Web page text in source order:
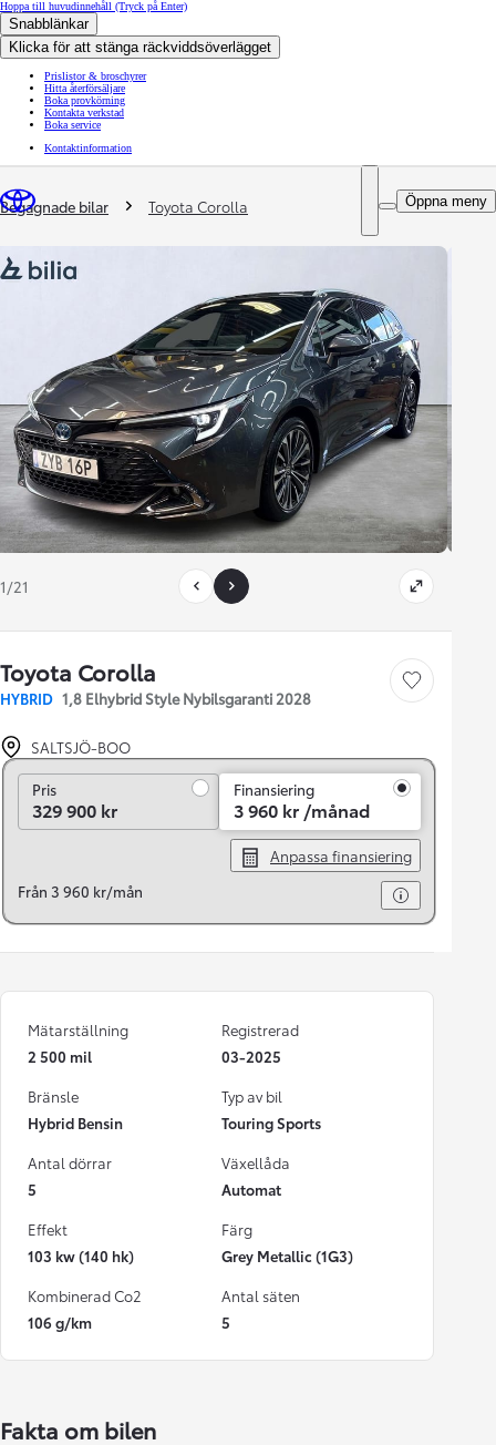
Hoppa till huvudinnehåll (Tryck på Enter)
Snabblänkar
Klicka för att stänga räckviddsöverlägget
Prislistor & broschyrer
Hitta återförsäljare
Boka provkörning
Kontakta verkstad
Boka service
Kontaktinformation
Öppna meny
You are here
Begagnade bilar Toyota Corolla
1/21
Toyota Corolla
HYBRID 1,8 Elhybrid Style Nybilsgaranti 2028
Save car
SALTSJÖ-BOO
PrisPris
329 900 kr
Finansiering
3 960 kr /månad
Anpassa finansiering
Från 3 960 kr/mån
Mätarställning
2 500 mil
Registrerad
03-2025
Bränsle
Hybrid Bensin
Typ av bil
Touring Sports
Antal dörrar
5
Växellåda
Automat
Effekt
103 kw (140 hk)
Färg
Grey Metallic (1G3)
Kombinerad Co2
106 g/km
Antal säten
5
Fakta om bilen